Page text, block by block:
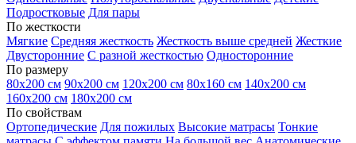
Подростковые Для пары
По жесткости
Мягкие Средняя жесткость Жесткость выше средней Жесткие
Двусторонние С разной жесткостью Односторонние
По размеру
80х200 см 90х200 см 120х200 см 80х160 см 140х200 см
160х200 см 180х200 см
По свойствам
Ортопедические Для пожилых Высокие матрасы Тонкие